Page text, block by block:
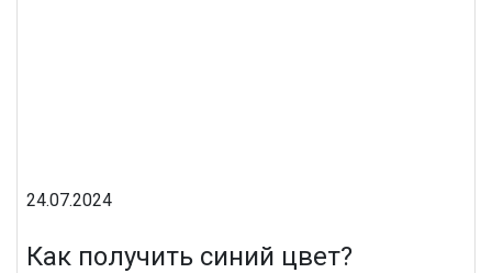
24.07.2024
Как получить синий цвет?